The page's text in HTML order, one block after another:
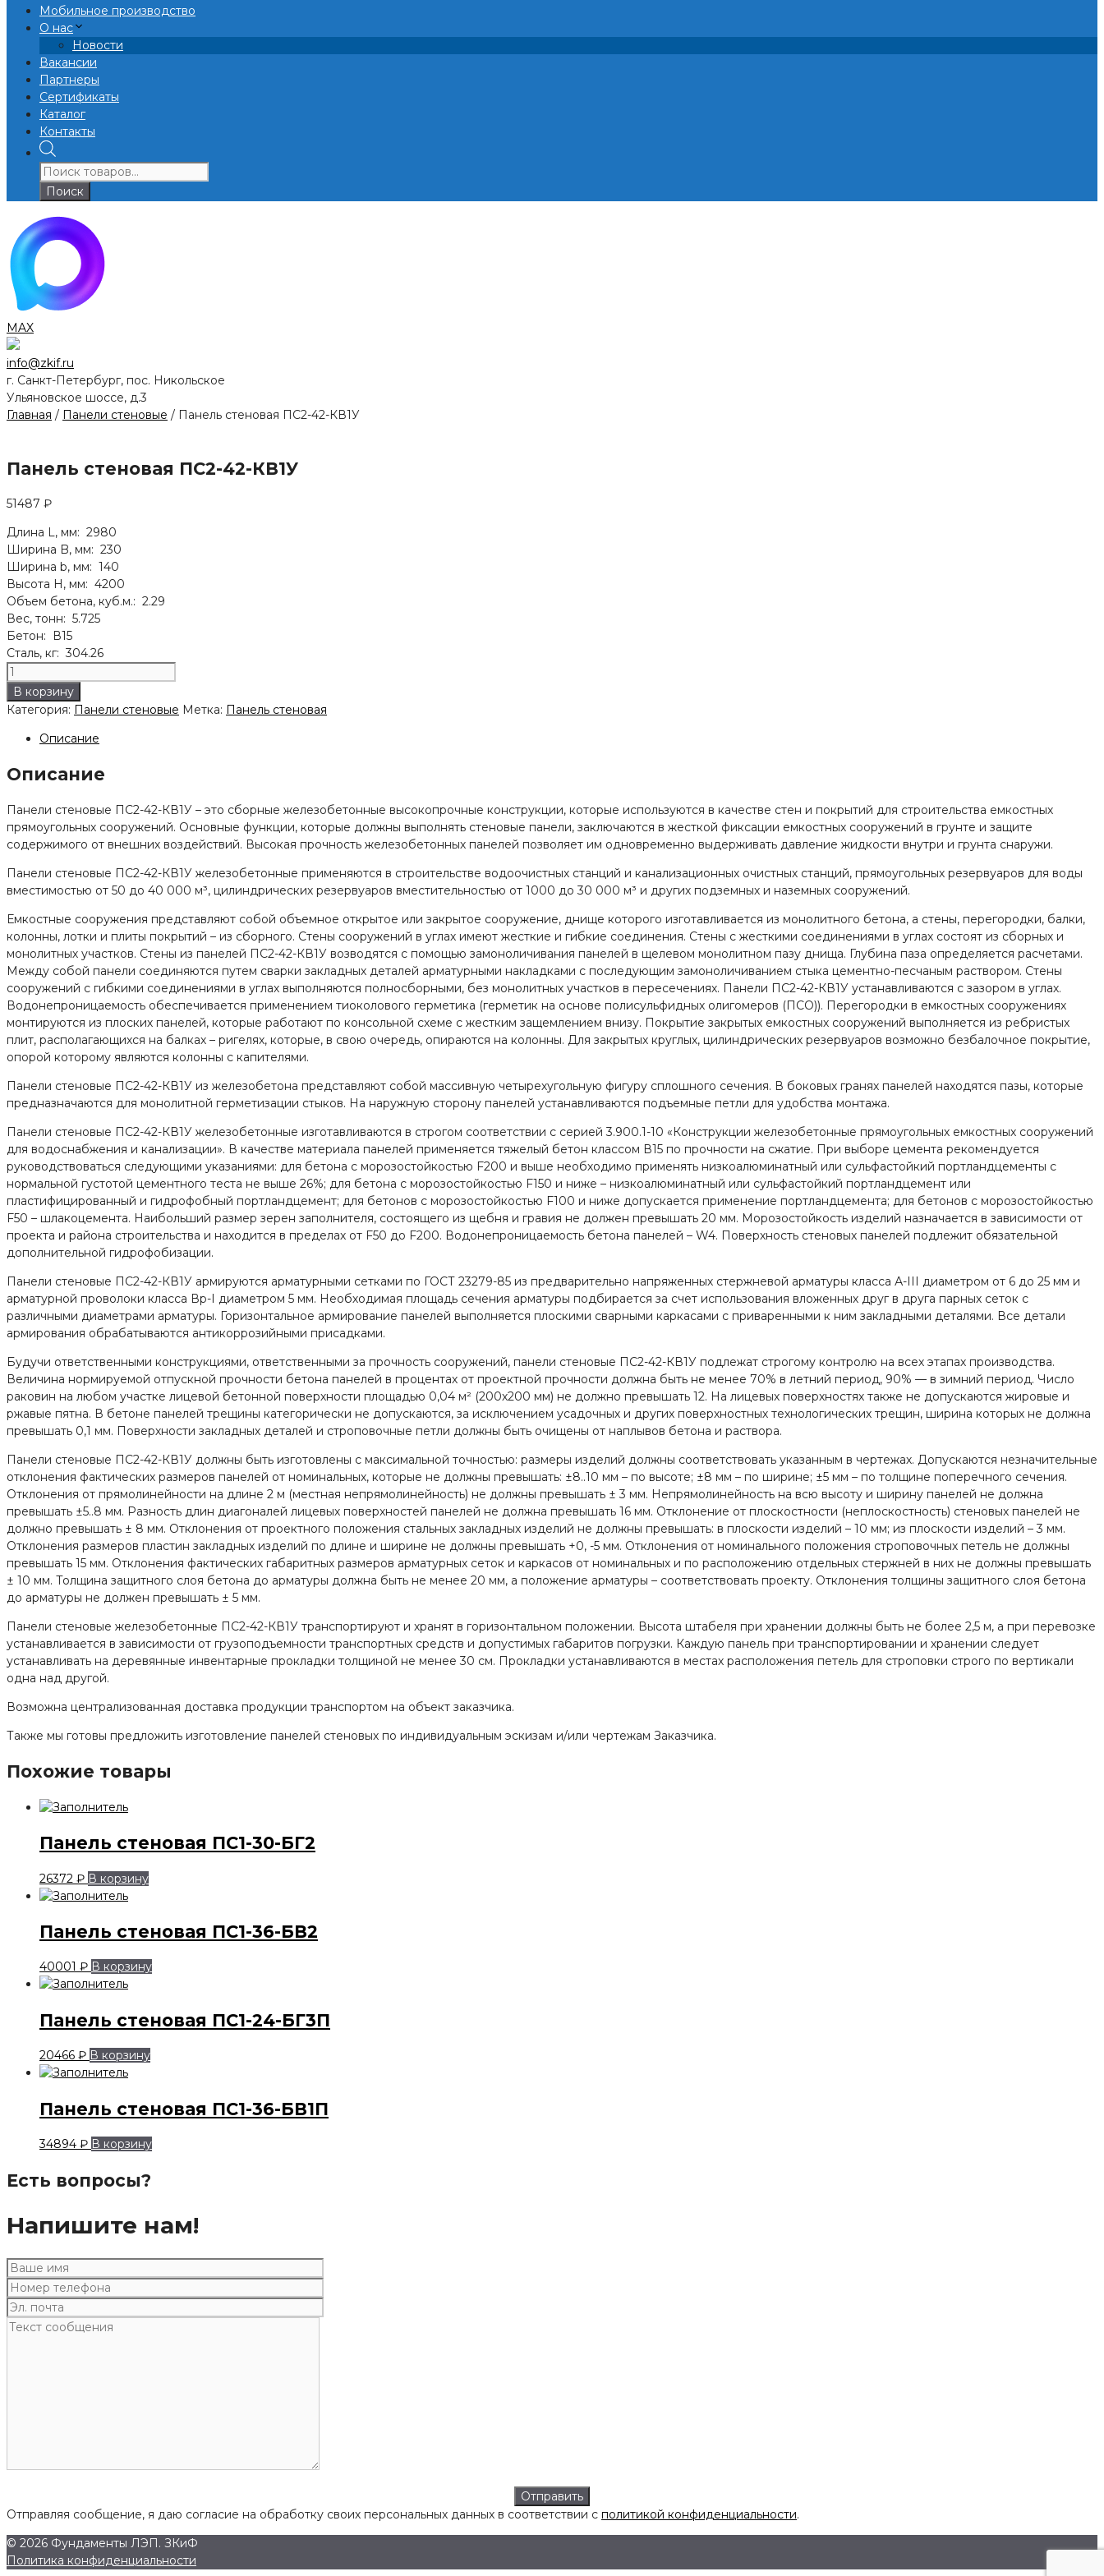
Мобильное производство
О нас
Новости
Вакансии
Партнеры
Сертификаты
Каталог
Контакты
Поиск
товаров
Поиск
MAX
info@zkif.ru
г. Санкт-Петербург, пос. Никольское
Ульяновское шоссе, д.3
Главная / Панели стеновые / Панель стеновая ПС2-42-КВ1У
Панель стеновая ПС2-42-КВ1У
51487 ₽
Длина L, мм: 2980
Ширина B, мм: 230
Ширина b, мм: 140
Высота H, мм: 4200
Объем бетона, куб.м.: 2.29
Вес, тонн: 5.725
Бетон: В15
Сталь, кг: 304.26
Количество
товара
Панель
стеновая
ПС2-
КВ1У
В корзину
Категория: Панели стеновые Метка: Панель стеновая
Описание
Описание
Панели стеновые ПС2-42-КВ1У – это сборные железобетонные высокопрочные конструкции, которые используются в качестве стен и покрытий для строительства емкостных
прямоугольных сооружений. Основные функции, которые должны выполнять стеновые панели, заключаются в жесткой фиксации емкостных сооружений в грунте и защите
содержимого от внешних воздействий. Высокая прочность железобетонных панелей позволяет им одновременно выдерживать давление жидкости внутри и грунта снаружи.
Панели стеновые ПС2-42-КВ1У железобетонные применяются в строительстве водоочистных станций и канализационных очистных станций, прямоугольных резервуаров для воды
вместимостью от 50 до 40 000 м³, цилиндрических резервуаров вместительностью от 1000 до 30 000 м³ и других подземных и наземных сооружений.
Емкостные сооружения представляют собой объемное открытое или закрытое сооружение, днище которого изготавливается из монолитного бетона, а стены, перегородки, балки,
колонны, лотки и плиты покрытий – из сборного. Стены сооружений в углах имеют жесткие и гибкие соединения. Стены с жесткими соединениями в углах состоят из сборных и
монолитных участков. Стены из панелей ПС2-42-КВ1У возводятся с помощью замоноличивания панелей в щелевом монолитном пазу днища. Глубина паза определяется расчетами.
Между собой панели соединяются путем сварки закладных деталей арматурными накладками с последующим замоноличиванием стыка цементно-песчаным раствором. Стены
сооружений с гибкими соединениями в углах выполняются полносборными, без монолитных участков в пересечениях. Панели ПС2-42-КВ1У устанавливаются с зазором в углах.
Водонепроницаемость обеспечивается применением тиоколового герметика (герметик на основе полисульфидных олигомеров (ПСО)). Перегородки в емкостных сооружениях
монтируются из плоских панелей, которые работают по консольной схеме с жестким защемлением внизу. Покрытие закрытых емкостных сооружений выполняется из ребристых
плит, располагающихся на балках – ригелях, которые, в свою очередь, опираются на колонны. Для закрытых круглых, цилиндрических резервуаров возможно безбалочное покрытие,
опорой которому являются колонны с капителями.
Панели стеновые ПС2-42-КВ1У из железобетона представляют собой массивную четырехугольную фигуру сплошного сечения. В боковых гранях панелей находятся пазы, которые
предназначаются для монолитной герметизации стыков. На наружную сторону панелей устанавливаются подъемные петли для удобства монтажа.
Панели стеновые ПС2-42-КВ1У железобетонные изготавливаются в строгом соответствии с серией 3.900.1-10 «Конструкции железобетонные прямоугольных емкостных сооружений
для водоснабжения и канализации». В качестве материала панелей применяется тяжелый бетон классом В15 по прочности на сжатие. При выборе цемента рекомендуется
руководствоваться следующими указаниями: для бетона с морозостойкостью F200 и выше необходимо применять низкоалюминатный или сульфастойкий портландцементы с
нормальной густотой цементного теста не выше 26%; для бетона с морозостойкостью F150 и ниже – низкоалюминатный или сульфастойкий портландцемент или
пластифицированный и гидрофобный портландцемент; для бетонов с морозостойкостью F100 и ниже допускается применение портландцемента; для бетонов с морозостойкостью
F50 – шлакоцемента. Наибольший размер зерен заполнителя, состоящего из щебня и гравия не должен превышать 20 мм. Морозостойкость изделий назначается в зависимости от
проекта и района строительства и находится в пределах от F50 до F200. Водонепроницаемость бетона панелей – W4. Поверхность стеновых панелей подлежит обязательной
дополнительной гидрофобизации.
Панели стеновые ПС2-42-КВ1У армируются арматурными сетками по ГОСТ 23279-85 из предварительно напряженных стержневой арматуры класса А-III диаметром от 6 до 25 мм и
арматурной проволоки класса Вр-I диаметром 5 мм. Необходимая площадь сечения арматуры подбирается за счет использования вложенных друг в друга парных сеток с
различными диаметрами арматуры. Горизонтальное армирование панелей выполняется плоскими сварными каркасами с приваренными к ним закладными деталями. Все детали
армирования обрабатываются антикоррозийными присадками.
Будучи ответственными конструкциями, ответственными за прочность сооружений, панели стеновые ПС2-42-КВ1У подлежат строгому контролю на всех этапах производства.
Величина нормируемой отпускной прочности бетона панелей в процентах от проектной прочности должна быть не менее 70% в летний период, 90% — в зимний период. Число
раковин на любом участке лицевой бетонной поверхности площадью 0,04 м² (200х200 мм) не должно превышать 12. На лицевых поверхностях также не допускаются жировые и
ржавые пятна. В бетоне панелей трещины категорически не допускаются, за исключением усадочных и других поверхностных технологических трещин, ширина которых не должна
превышать 0,1 мм. Поверхности закладных деталей и строповочные петли должны быть очищены от наплывов бетона и раствора.
Панели стеновые ПС2-42-КВ1У должны быть изготовлены с максимальной точностью: размеры изделий должны соответствовать указанным в чертежах. Допускаются незначительные
отклонения фактических размеров панелей от номинальных, которые не должны превышать: ±8..10 мм – по высоте; ±8 мм – по ширине; ±5 мм – по толщине поперечного сечения.
Отклонения от прямолинейности на длине 2 м (местная непрямолинейность) не должны превышать ± 3 мм. Непрямолинейность на всю высоту и ширину панелей не должна
превышать ±5..8 мм. Разность длин диагоналей лицевых поверхностей панелей не должна превышать 16 мм. Отклонение от плоскостности (неплоскостность) стеновых панелей не
должно превышать ± 8 мм. Отклонения от проектного положения стальных закладных изделий не должны превышать: в плоскости изделий – 10 мм; из плоскости изделий – 3 мм.
Отклонения размеров пластин закладных изделий по длине и ширине не должны превышать +0, -5 мм. Отклонения от номинального положения строповочных петель не должны
превышать 15 мм. Отклонения фактических габаритных размеров арматурных сеток и каркасов от номинальных и по расположению отдельных стержней в них не должны превышать
± 10 мм. Толщина защитного слоя бетона до арматуры должна быть не менее 20 мм, а положение арматуры – соответствовать проекту. Отклонения толщины защитного слоя бетона
до арматуры не должен превышать ± 5 мм.
Панели стеновые железобетонные ПС2-42-КВ1У транспортируют и хранят в горизонтальном положении. Высота штабеля при хранении должны быть не более 2,5 м, а при перевозке
устанавливается в зависимости от грузоподъемности транспортных средств и допустимых габаритов погрузки. Каждую панель при транспортировании и хранении следует
устанавливать на деревянные инвентарные прокладки толщиной не менее 30 см. Прокладки устанавливаются в местах расположения петель для строповки строго по вертикали
одна над другой.
Возможна централизованная доставка продукции транспортом на объект заказчика.
Также мы готовы предложить изготовление панелей стеновых по индивидуальным эскизам и/или чертежам Заказчика.
Похожие товары
Панель стеновая ПС1-30-БГ2
26372 ₽ В корзину
Панель стеновая ПС1-36-БВ2
40001 ₽ В корзину
Панель стеновая ПС1-24-БГ3П
20466 ₽ В корзину
Панель стеновая ПС1-36-БВ1П
34894 ₽ В корзину
Есть вопросы?
Напишите нам!
Отправляя сообщение, я даю согласие на обработку своих персональных данных в соответствии с политикой конфиденциальности.
© 2026 Фундаменты ЛЭП. ЗКиФ
Политика конфиденциальности